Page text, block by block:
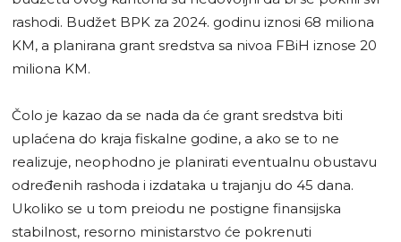
rashodi. Budžet BPK za 2024. godinu iznosi 68 miliona
KM, a planirana grant sredstva sa nivoa FBiH iznose 20
miliona KM.
Čolo je kazao da se nada da će grant sredstva biti
uplaćena do kraja fiskalne godine, a ako se to ne
realizuje, neophodno je planirati eventualnu obustavu
određenih rashoda i izdataka u trajanju do 45 dana.
Ukoliko se u tom preiodu ne postigne finansijska
stabilnost, resorno ministarstvo će pokrenuti